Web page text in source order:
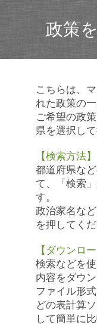
政策
こちらは、
れた政策の一
ご希望の政
県を選択し
【検索方法】
都道府県な
て、「検索
す。
政治家名な
を押してくだ
【ダウンロー
検索などを
内容をダウ
ファイル形
どの表計算
して簡単に